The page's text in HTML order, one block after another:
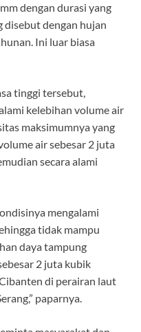
dengan durasi yang
disebut dengan hujan
Ini luar biasa
tinggi tersebut,
kelebihan volume air
maksimumnya yang
air sebesar 2 juta
secara alami
mengalami
tidak mampu
daya tampung
2 juta kubik
di perairan laut
paparnya.